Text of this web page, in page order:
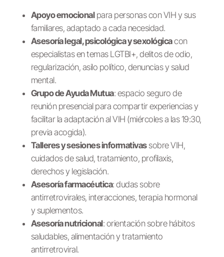
Apoyo emocionalpara personas con VIH y sus
familiares, adaptado a cada necesidad.
Asesoría legal, psicológica y sexológicacon
especialistas en temas LGTBI+, delitos de odio,
regularización, asilo político, denuncias y salud
mental.
Grupo de Ayuda Mutua: espacio seguro de
reunión presencial para compartir experiencias y
facilitar la adaptación al VIH (miércoles a las 19:30,
previa acogida).
Talleres y sesiones informativassobre VIH,
cuidados de salud, tratamiento, profilaxis,
derechos y legislación.
Asesoría farmacéutica: dudas sobre
antirretrovirales, interacciones, terapia hormonal
y suplementos.
Asesoría nutricional: orientación sobre hábitos
saludables, alimentación y tratamiento
antirretroviral.